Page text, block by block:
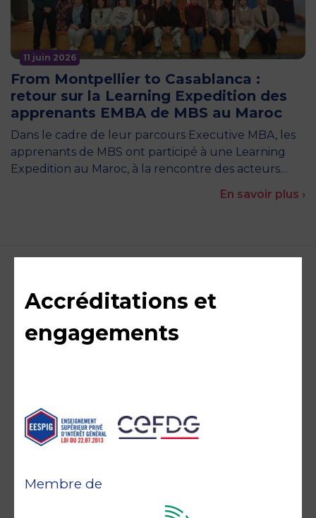
11 juin 2026
From Montpellier to Casablanca :
retour sur la Learning Expedition des
apprenants EMBA de MBS au Maroc
Dans le cadre de leur parcours Executive MBA, les
apprenants de MBS ont participé à une Learning
Expedition au Maroc, à la rencontre des acteurs…
En savoir plus ›
Accréditations et
engagements
Membre de